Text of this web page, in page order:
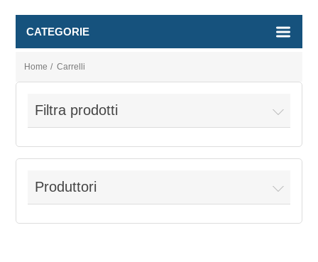
CATEGORIE
Home / Carrelli
Filtra prodotti
Produttori